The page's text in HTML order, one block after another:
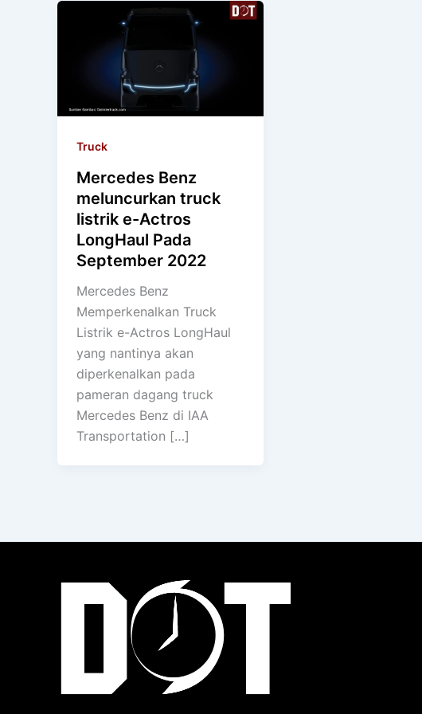
Truck
Mercedes Benz
meluncurkan truck
listrik e-Actros
LongHaul Pada
September 2022
Mercedes Benz
Memperkenalkan Truck
Listrik e-Actros LongHaul
yang nantinya akan
diperkenalkan pada
pameran dagang truck
Mercedes Benz di IAA
Transportation […]